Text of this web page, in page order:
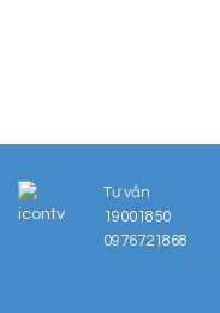
Tư vấn
19001850
0976721868